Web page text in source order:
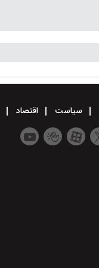
سیاست اقتصاد